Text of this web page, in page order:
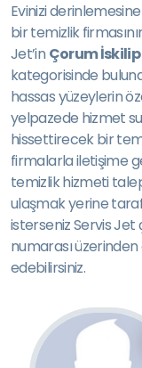
Evinizi
bir temizlik
Jet’in Çorum
kategorisinde
hassas yüzeylerin
yelpazede hizmet
hissettirecek bir
firmalarla iletişime
temizlik hizmeti
ulaşmak yerine
isterseniz Servis
numarası
edebilirsiniz.